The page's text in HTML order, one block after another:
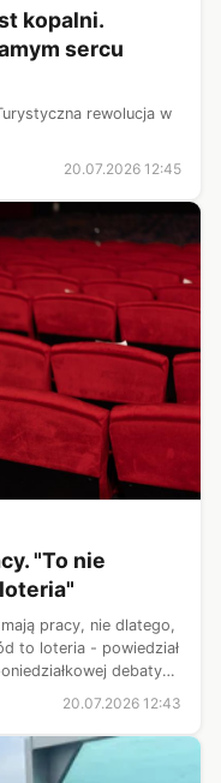
kopalni.
sercu
rewolucja w
20.07.2026 12:45
"To nie
pracy, nie dlatego,
to loteria - powiedział
debaty
20.07.2026 12:43